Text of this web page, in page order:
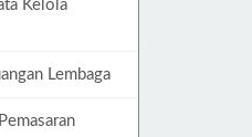
Kelola
Lembaga